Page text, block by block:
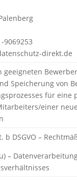
9069253
direkt.de
geeigneten
Speicherung von
für
einer
b DSGVO –
–